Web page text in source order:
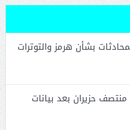
بشأن هرمز والتوترات
حزيران بعد بيانات